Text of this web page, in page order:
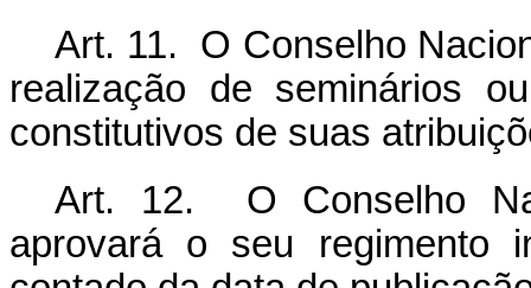
Art. 11. O Conselho
realização de seminários
constitutivos de suas
Art. 12. O Conselho
aprovará o seu regimento